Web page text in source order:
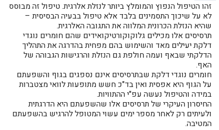
זהו הטיפול הנפוץ והמומלץ ביותר לנזלת אלרגית. טיפול זה מבוסס
לא על שיכוך התסמינים בלבד אלא טיפול בבעיה הבסיסית –
שהיא הנזלת הכרונית המלווה את התגובה האלרגית.
תרסיסים אלו מכילים גלוקוקורטיקואידים שהם חומרים נוגדי
דלקת יעילים מאד והשימוש בהם מפחית בהדרגה את התהליך
הדלקתי שבאף ועמה חולפת גם הנזלת והרגישות הגבוהה של
האף.
חומרים נוגדי דלקת שבתרסיסים אינם נספגים בגוף והשפעתם
על הגוף היא אפסית ואין בד"כ חשש מתופעות לוואי מצטברות
במידה והטיפול נעשה עפ"י ההתוויות.
החיסרון העיקרי של תרסיסים אלו שהשפעתם היא הדרגתית
ולעיתים רק לאחר מספר ימים עשוי המטופל להרגיש בהשפעתם
המטיבה.